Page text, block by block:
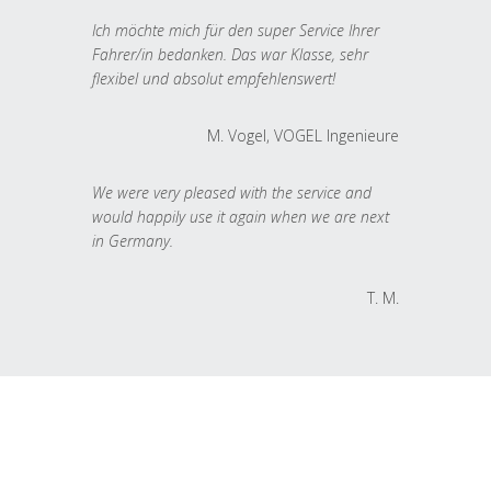
Ich möchte mich für den super Service Ihrer
Fahrer/in bedanken. Das war Klasse, sehr
flexibel und absolut empfehlenswert!
M. Vogel, VOGEL Ingenieure
We were very pleased with the service and
would happily use it again when we are next
in Germany.
T. M.